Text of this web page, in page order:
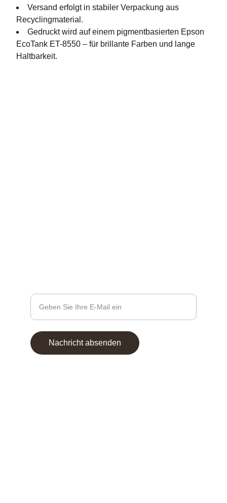
Versand erfolgt in stabiler Verpackung aus
Recyclingmaterial.
Gedruckt wird auf einem pigmentbasierten Epson
EcoTank ET-8550 – für brillante Farben und lange
Haltbarkeit.
Nachricht absenden